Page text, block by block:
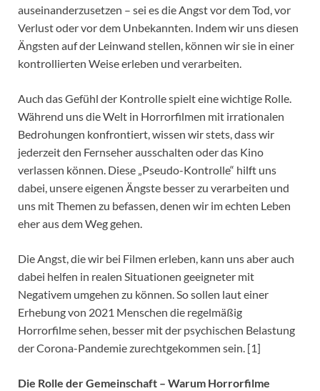
auseinanderzusetzen – sei es die Angst vor dem Tod, vor
Verlust oder vor dem Unbekannten. Indem wir uns diesen
Ängsten auf der Leinwand stellen, können wir sie in einer
kontrollierten Weise erleben und verarbeiten.
Auch das Gefühl der Kontrolle spielt eine wichtige Rolle.
Während uns die Welt in Horrorfilmen mit irrationalen
Bedrohungen konfrontiert, wissen wir stets, dass wir
jederzeit den Fernseher ausschalten oder das Kino
verlassen können. Diese „Pseudo-Kontrolle“ hilft uns
dabei, unsere eigenen Ängste besser zu verarbeiten und
uns mit Themen zu befassen, denen wir im echten Leben
eher aus dem Weg gehen.
Die Angst, die wir bei Filmen erleben, kann uns aber auch
dabei helfen in realen Situationen geeigneter mit
Negativem umgehen zu können. So sollen laut einer
Erhebung von 2021 Menschen die regelmäßig
Horrorfilme sehen, besser mit der psychischen Belastung
der Corona-Pandemie zurechtgekommen sein. [1]
Die Rolle der Gemeinschaft – Warum Horrorfilme